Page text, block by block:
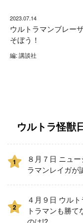
2023.07.14
ウルトラマンブレー
そぼう！
編: 講談社
ウルトラ怪獣
1
８月７日 ニュ
ラマンレイガが
2
４月９日 ウル
トラマンも勝